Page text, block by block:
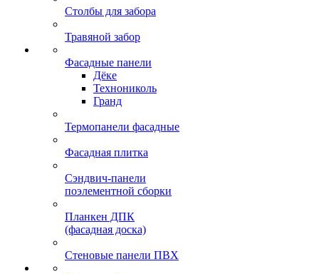
Столбы для забора
Травяной забор
Фасадные панели
Дёке
Технониколь
Гранд
Термопанели фасадные
Фасадная плитка
Сэндвич-панели
поэлементной сборки
Планкен ДПК
(фасадная доска)
Стеновые панели ПВХ